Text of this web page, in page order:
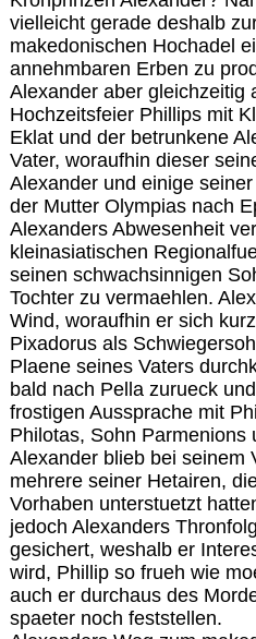
vielleicht gerade deshalb
makedonischen Hochadel
annehmbaren Erben zu
Alexander aber gleichzeitig
Hochzeitsfeier Phillips mit
Eklat und der betrunkene
Vater, woraufhin dieser
Alexander und einige
der Mutter Olympias nach
Alexanders Abwesenheit
kleinasiatischen
seinen schwachsinnigen
Tochter zu vermaehlen.
Wind, woraufhin er sich
Pixadorus als
Plaene seines Vaters
bald nach Pella zurueck
frostigen Aussprache mit
Philotas, Sohn Parmenions
Alexander blieb bei seinem
mehrere seiner Hetairen,
Vorhaben unterstuetzt
jedoch Alexanders
gesichert, weshalb er
wird, Phillip so frueh wie
auch er durchaus des
spaeter noch feststellen.